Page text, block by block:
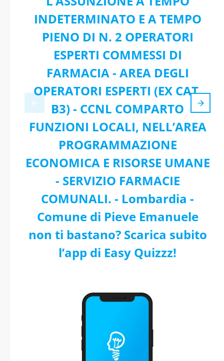
INDETERMINATO E A TEMPO
PIENO DI N. 2 OPERATORI
ESPERTI COMMESSI DI
FARMACIA - AREA DEGLI
OPERATORI ESPERTI (EX CAT.
B3) - CCNL COMPARTO
FUNZIONI LOCALI, NELL’AREA
PROGRAMMAZIONE
ECONOMICA E RISORSE UMANE
- SERVIZIO FARMACIE
COMUNALI. - Lombardia -
Comune di Pieve Emanuele
non ti bastano? Scarica subito
l’app di Easy Quizzz!